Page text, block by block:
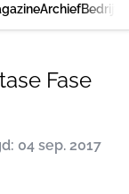
Archief
Fase
04 sep. 2017